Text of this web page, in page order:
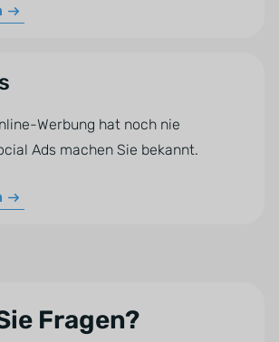
Werbung hat noch nie
Ads machen Sie bekannt.
Fragen?